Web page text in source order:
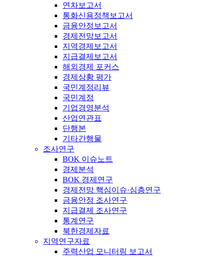
연차보고서
통화신용정책보고서
금융안정보고서
경제전망보고서
지역경제보고서
지급결제보고서
해외경제 포커스
경제상황 평가
국민계정리뷰
국민계정
기업경영분석
산업연관표
단행본
기타간행물
조사연구
BOK 이슈노트
경제분석
BOK 경제연구
경제전망 핵심이슈·심층연구
금융안정 조사연구
지급결제 조사연구
통계연구
북한경제자료
지역연구자료
주력산업 모니터링 보고서